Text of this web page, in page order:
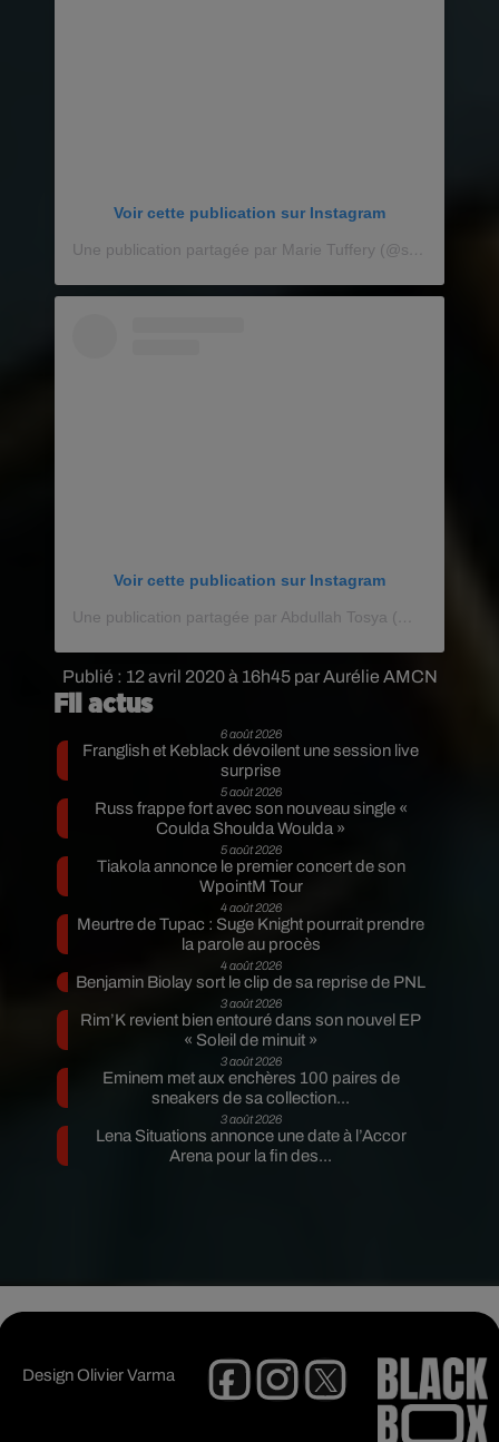
Publié : 12 avril 2020 à 16h45 par Aurélie AMCN
Voir cette publication sur Instagram
Voir cette publication sur Instagram
Une publication partagée par Abdullah Tosya (@abdullahtosyatattoo)
Fil actus
6 août 2026
Franglish et Keblack dévoilent une session live
surprise
5 août 2026
Russ frappe fort avec son nouveau single «
Coulda Shoulda Woulda »
5 août 2026
Tiakola annonce le premier concert de son
WpointM Tour
4 août 2026
Meurtre de Tupac : Suge Knight pourrait prendre
la parole au procès
4 août 2026
Benjamin Biolay sort le clip de sa reprise de PNL
3 août 2026
Rim’K revient bien entouré dans son nouvel EP
« Soleil de minuit »
3 août 2026
Eminem met aux enchères 100 paires de
sneakers de sa collection...
3 août 2026
Lena Situations annonce une date à l’Accor
Arena pour la fin des...
DesignOlivier Varma